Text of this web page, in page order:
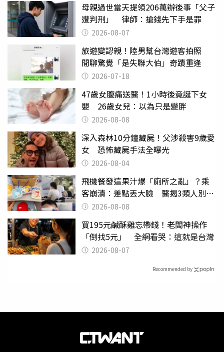
母親過世當天提領206萬辦後事「父子
遭判刑」 律師：搶錢先下手是罪
2026-08-07
旅遊變認親！陸男幫台灣遊客拍照
閒聊驚覺「是失聯大伯」奇蹟重逢
2026-07-18
47歲女腹痛送醫！1小時後竟誕下女
嬰 26歲女兒：以為只是變胖
2026-08-08
深入森林10分鐘藏屍！父涉殺害9歲愛
女 恐怖藏屍手法全曝光
2026-08-04
飛機餐發這果汁爆「廁所之亂」？乘
客崩潰：差點丟大臉 醫揭3類人別亂
喝 2026-08-08
買195元鹹酥雞忘帶錢！老闆神操作
「倒找5元」 全網看哭：這就是台灣
2026-08-07
Recommended by